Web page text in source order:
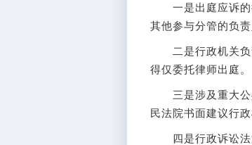
一是出庭应诉的
其他参与分管的负责
二是行政机关负
得仅委托律师出庭。
三是涉及重大公
民法院书面建议行
四是行政诉讼法